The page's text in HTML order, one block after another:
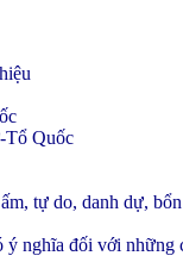
Tổ Quốc
tự do, danh dự,
ý nghĩa đối với